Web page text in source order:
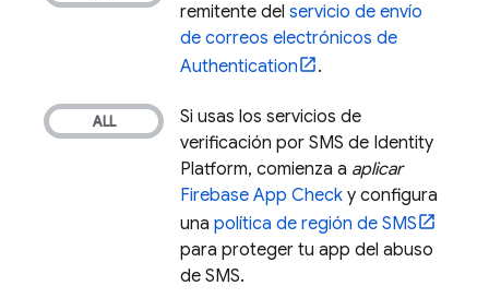
remitente del servicio de envío
de correos electrónicos de
Authentication
.
Si usas los servicios de
verificación por SMS de Identity
Platform, comienza a aplicar
Firebase App Check y configura
una política de región de SMS
para proteger tu app del abuso
de SMS.